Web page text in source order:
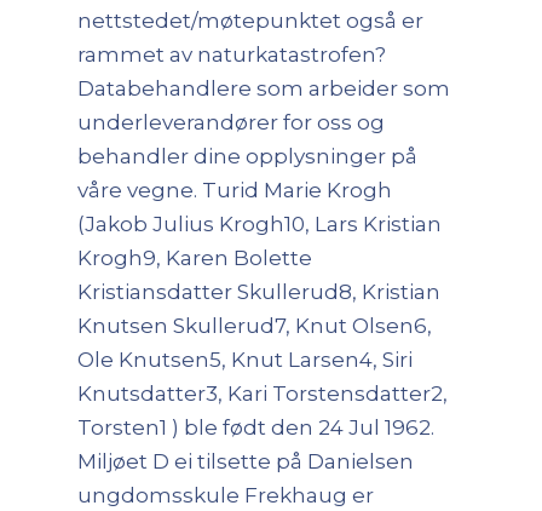
nettstedet/møtepunktet også er
rammet av naturkatastrofen?
Databehandlere som arbeider som
underleverandører for oss og
behandler dine opplysninger på
våre vegne. Turid Marie Krogh
(Jakob Julius Krogh10, Lars Kristian
Krogh9, Karen Bolette
Kristiansdatter Skullerud8, Kristian
Knutsen Skullerud7, Knut Olsen6,
Ole Knutsen5, Knut Larsen4, Siri
Knutsdatter3, Kari Torstensdatter2,
Torsten1 ) ble født den 24 Jul 1962.
Miljøet D ei tilsette på Danielsen
ungdomsskule Frekhaug er